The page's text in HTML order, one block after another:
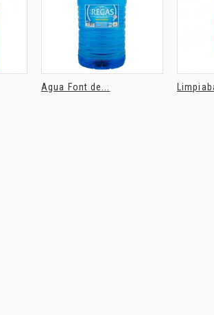
Agua Font de...